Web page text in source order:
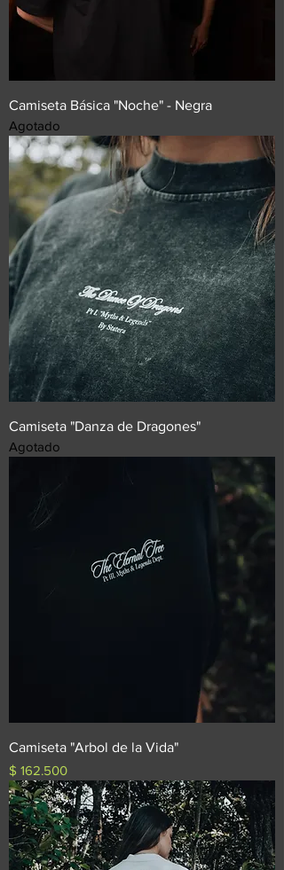
Camiseta Básica "Noche" - Negra
Agotado
Camiseta "Danza de Dragones"
Agotado
Camiseta "Arbol de la Vida"
Precio
$ 162.500